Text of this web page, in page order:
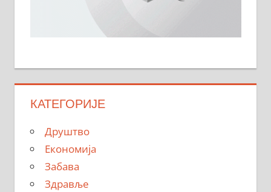
КАТЕГОРИЈЕ
Друштво
Економија
Забава
Здравље